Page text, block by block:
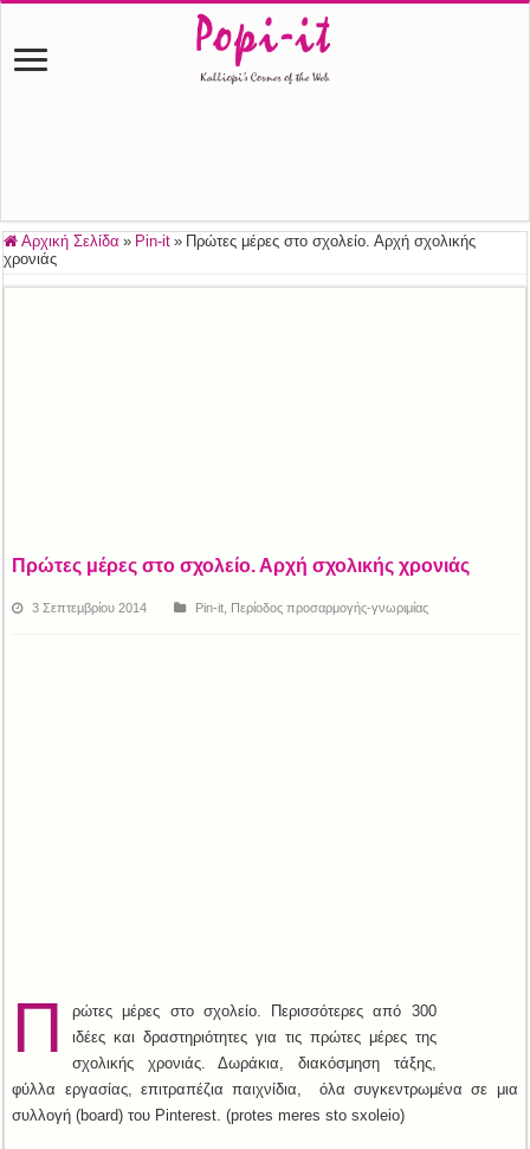
Αρχική Σελίδα » Pin-it » Πρώτες μέρες στο σχολείο. Αρχή σχολικής
χρονιάς
Πρώτες μέρες στο σχολείο. Αρχή σχολικής χρονιάς
3 Σεπτεμβρίου 2014 Pin-it Περίοδος προσαρμογής-γνωριμίας
Π
ρώτες μέρες στο σχολείο. Περισσότερες από 300
ιδέες και δραστηριότητες για τις πρώτες μέρες της
σχολικής χρονιάς. Δωράκια, διακόσμηση τάξης,
φύλλα εργασίας, επιτραπέζια παιχνίδια, όλα συγκεντρωμένα σε μια
συλλογή (board) του Pinterest. (protes meres sto sxoleio)